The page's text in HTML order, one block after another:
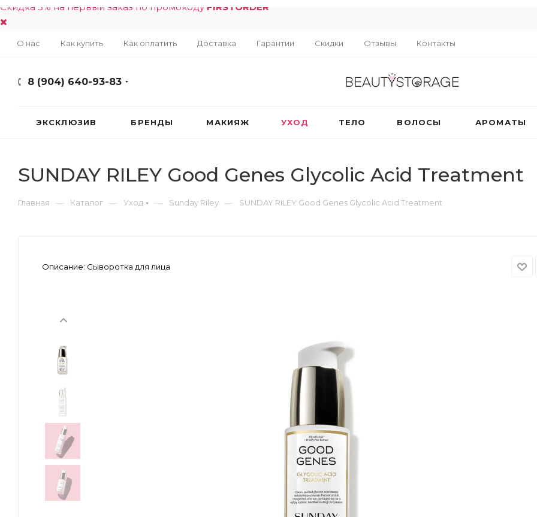
Скидка 5% на первый заказ по промокоду FIRSTORDER
О нас Как купить Как оплатить Доставка Гарантии Скидки Отзывы Контакты
8 (904) 640-93-83
ЭКСКЛЮЗИВ БРЕНДЫ МАКИЯЖ УХОД ТЕЛО ВОЛОСЫ АРОМАТЫ
SUNDAY RILEY Good Genes Glycolic Acid Treatment
Главная — Каталог — Уход — Sunday Riley — SUNDAY RILEY Good Genes Glycolic Acid Treatment
Описание: Сыворотка для лица